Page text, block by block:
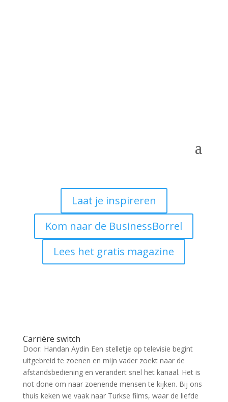
Laat je inspireren
Kom naar de BusinessBorrel
Lees het gratis magazine
Carrière switch
Door: Handan Aydin Een stelletje op televisie begint
uitgebreid te zoenen en mijn vader zoekt naar de
afstandsbediening en verandert snel het kanaal. Het is
not done om naar zoenende mensen te kijken. Bij ons
thuis keken we vaak naar Turkse films, waar de liefde